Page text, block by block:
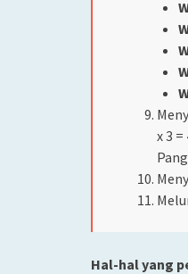
x 3
Hal-hal yang